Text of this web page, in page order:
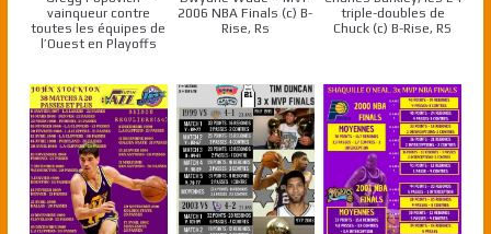
vainqueur contre
toutes les équipes de
l’Ouest en Playoffs
2006 NBA Finals (c) B-
Rise, Rs
triple-doubles de
Chuck (c) B-Rise, RS